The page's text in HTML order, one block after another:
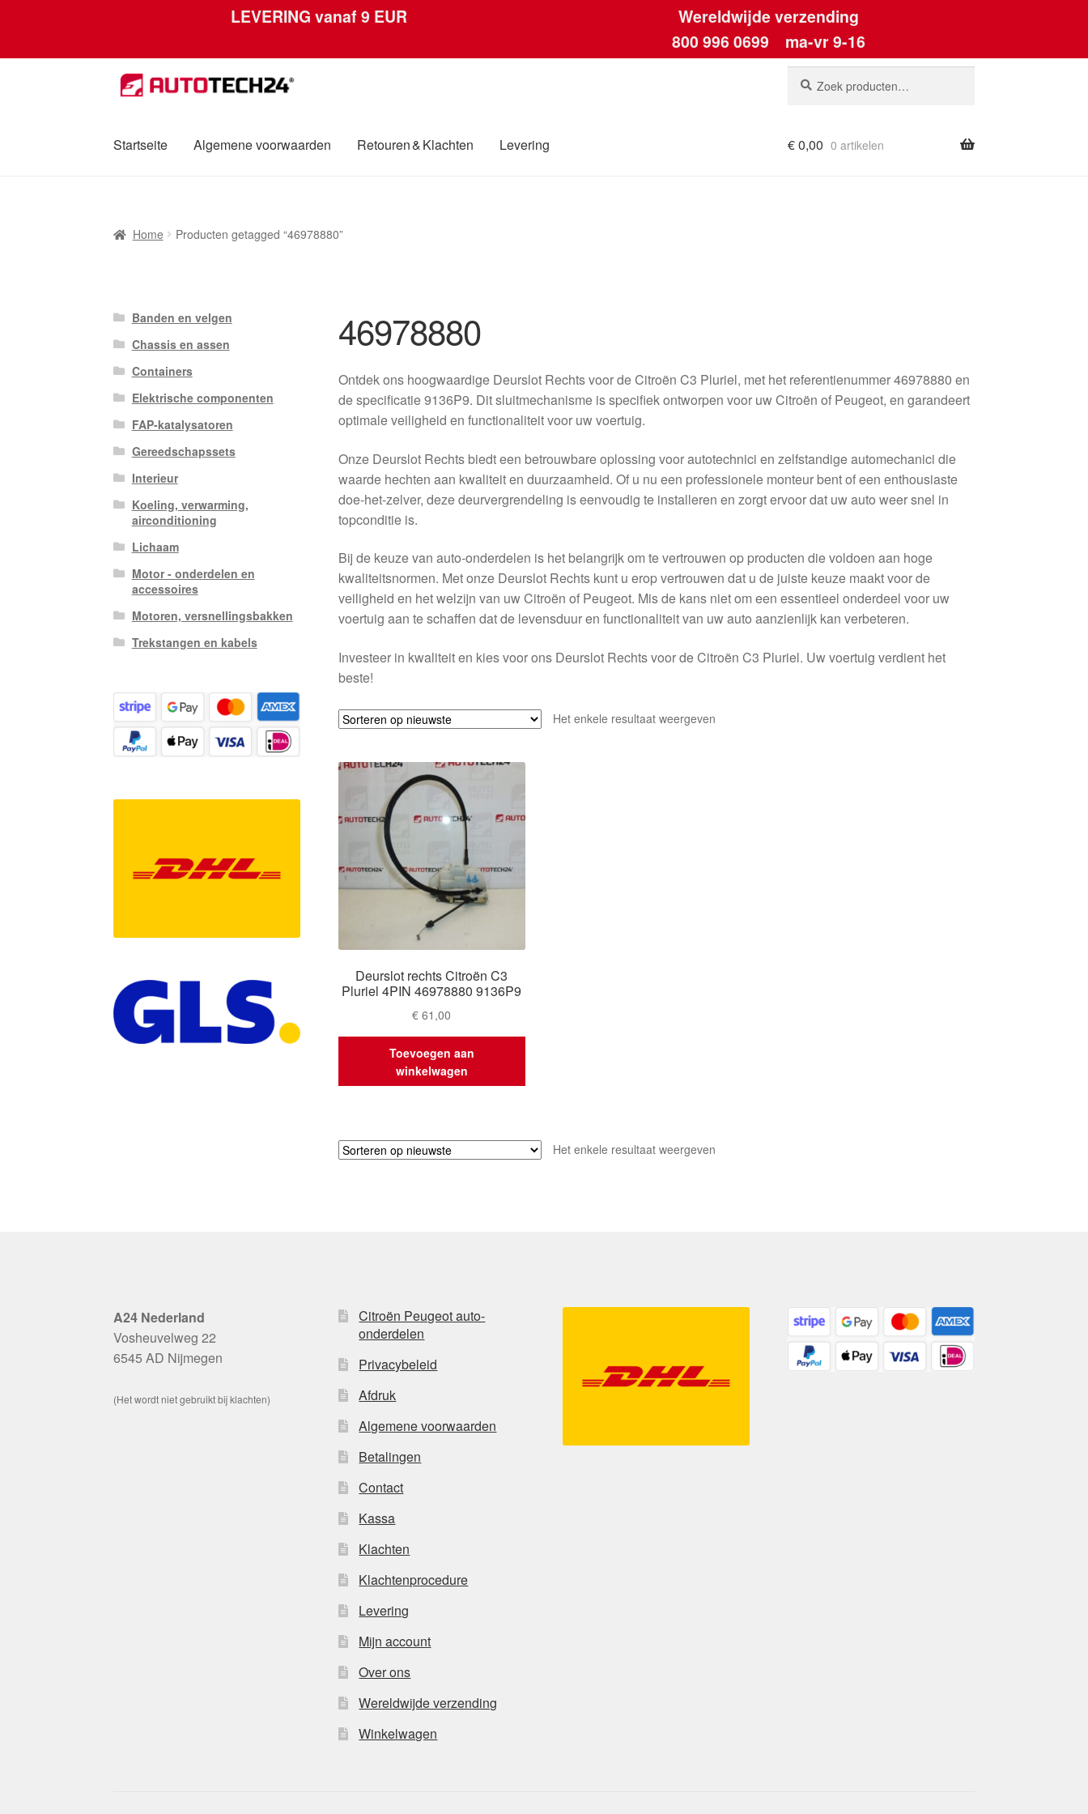
LEVERING vanaf 9 EUR
Wereldwijde verzending
800 996 0699 ma-vr 9-16
Ga
door
navigatie
Ga
naar
inhoud
naar:
Startseite Algemene voorwaarden Retouren & Klachten Levering
Over ons PrivacybeleidWereldwijde verzending
€0,00 0 artikelen
Home Producten getagged “46978880”
46978880
Ontdek ons hoogwaardige Deurslot Rechts voor de Citroën C3 Pluriel, met het referentienummer 46978880 en
de specificatie 9136P9. Dit sluitmechanisme is specifiek ontworpen voor uw Citroën of Peugeot, en garandeert
optimale veiligheid en functionaliteit voor uw voertuig.
Onze Deurslot Rechts biedt een betrouwbare oplossing voor autotechnici en zelfstandige automechanici die
waarde hechten aan kwaliteit en duurzaamheid. Of u nu een professionele monteur bent of een enthousiaste
doe-het-zelver, deze deurvergrendeling is eenvoudig te installeren en zorgt ervoor dat uw auto weer snel in
topconditie is.
Bij de keuze van auto-onderdelen is het belangrijk om te vertrouwen op producten die voldoen aan hoge
kwaliteitsnormen. Met onze Deurslot Rechts kunt u erop vertrouwen dat u de juiste keuze maakt voor de
veiligheid en het welzijn van uw Citroën of Peugeot. Mis de kans niet om een essentieel onderdeel voor uw
voertuig aan te schaffen dat de levensduur en functionaliteit van uw auto aanzienlijk kan verbeteren.
Investeer in kwaliteit en kies voor ons Deurslot Rechts voor de Citroën C3 Pluriel. Uw voertuig verdient het
beste!
Het enkele resultaat weergeven
Deurslot rechts Citroën C3
Pluriel 4PIN 46978880 9136P9
€ 61,00
Toevoegen aan
winkelwagen
Het enkele resultaat weergeven
Banden en velgen
Chassis en assen
Containers
Elektrische componenten
FAP-katalysatoren
Gereedschapssets
Interieur
Koeling, verwarming,
airconditioning
Lichaam
Motor - onderdelen en
accessoires
Motoren, versnellingsbakken
Trekstangen en kabels
A24 Nederland
Vosheuvelweg 22
6545 AD Nijmegen
(Het wordt niet gebruikt bij klachten)
Citroën Peugeot auto-
onderdelen
Privacybeleid
Afdruk
Algemene voorwaarden
Betalingen
Contact
Kassa
Klachten
Klachtenprocedure
Levering
Mijn account
Over ons
Wereldwijde verzending
Winkelwagen